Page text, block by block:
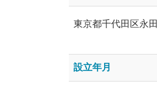
東京都千代田区永
設立年月